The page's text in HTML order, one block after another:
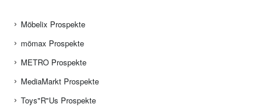
Möbelix Prospekte
mömax Prospekte
METRO Prospekte
MediaMarkt Prospekte
Toys"R"Us Prospekte